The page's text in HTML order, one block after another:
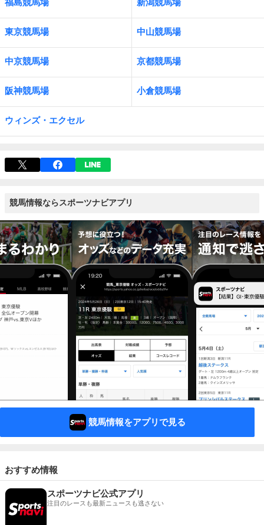
福島競馬場 新潟競馬場
東京競馬場 中山競馬場
中京競馬場 京都競馬場
阪神競馬場 小倉競馬場
ウィンズ・エクセル
競馬情報ならスポーツナビアプリ
競馬情報をアプリで見る
おすすめ情報
スポーツナビ公式アプリ
注目のレースも最新ニュースも逃さない